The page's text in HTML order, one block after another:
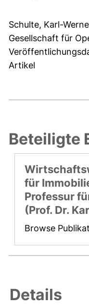
Schulte, Karl-
Gesellschaft für
Artikel
Beteiligte
für
Professur
(Prof. Dr.
Browse
Details